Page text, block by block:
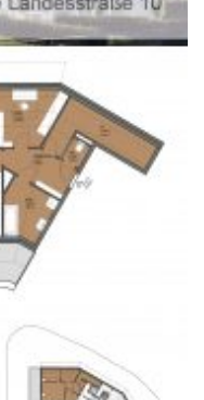
Außenwelt mit der
steht stets im